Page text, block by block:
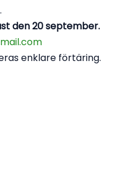
den 20 september.
enklare förtäring.